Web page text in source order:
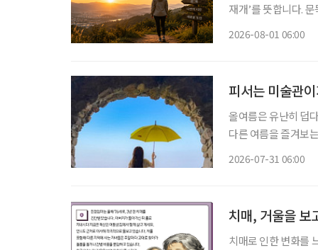
재개’를 뜻합니다.
2026-08-01 06:00
피서는 미술관
올여름은 유난히 덥
다른 여름을 즐겨보
2026-07-31 06:00
치매, 거울을 보
치매로 인한 변화를